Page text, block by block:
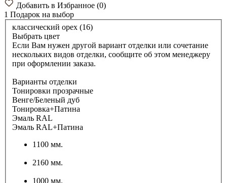
Добавить в Избранное (0)
1 Подарок на выбор
классический орех (16)
Выбрать цвет
Если Вам нужен другой вариант отделки или сочетание
нескольких видов отделки, сообщите об этом менеджеру
при оформлении заказа.
Варианты отделки
Тонировки прозрачные
Венге/Беленый дуб
Тонировка+Патина
Эмаль RAL
Эмаль RAL+Патина
1100 мм.
2160 мм.
1000 мм.